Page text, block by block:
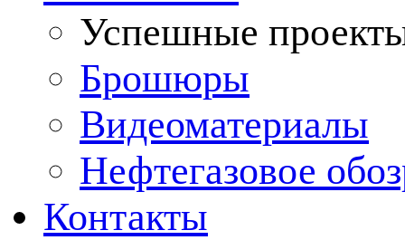
Успешные
Брошюры
Видеоматериалы
Нефтегазовое
Контакты